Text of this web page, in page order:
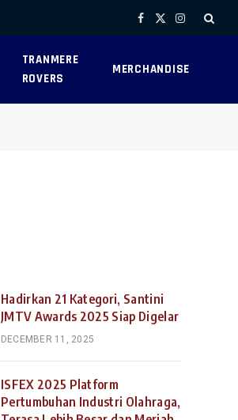
Facebook
X
Instagram
TRANMERE
ROVERS
MERCHANDISE
Hadirkan 21 Kategori, Santini
JMTV Awards 2025 Siap Digelar
DECEMBER 11, 2025
ISFEX 2025 Platform
Pertumbuhan Industri Olahraga,